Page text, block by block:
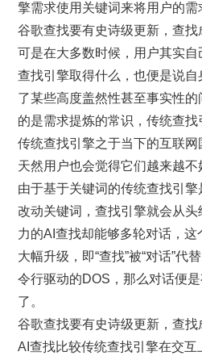
擎需求使用关键词来将用户的需
谷歌查找要有史诗级更新，查
可是在大多数时候，用户其实
查找引擎取得什么，也便是说
了某些高度盖然性甚至事实性
的是需求提炼的常识，传统查
传统查找引擎之于当下的互联网
天然用户也会觉得它们越来越不
由于基于关键词的传统查找引擎
改动关键词，查找引擎就会从
力的AI查找却能够多轮对话，
大幅升级，即“查找”被“对话”代
令行驱动的DOS，那么对话便
了。
谷歌查找要有史诗级更新，查
AI查找比较传统查找引擎在交